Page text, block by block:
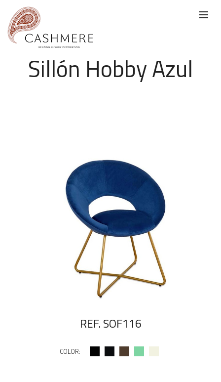
Sillón Hobby Azul
REF. SOF116
COLOR: